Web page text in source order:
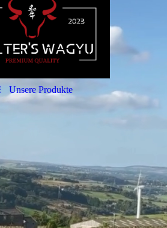
Unsere Produkte